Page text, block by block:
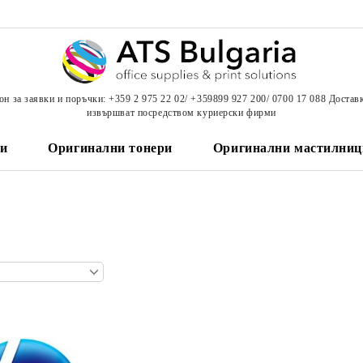
за заявки и поръчки: +359 2 975 22 02/ +359899 927 200/ 0700 17 088
извършват посредством куриерски фирми
Оригинални тонери Оригинални